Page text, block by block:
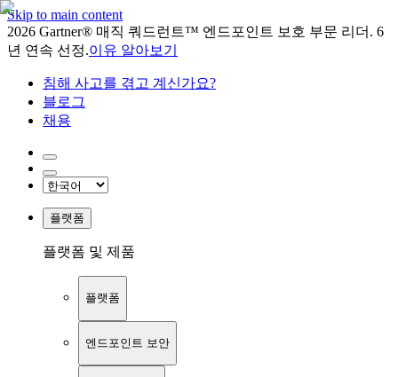
Skip to main content
2026 Gartner® 매직 쿼드런트™ 엔드포인트 보호 부문 리더. 6
년 연속 선정.이유 알아보기
침해 사고를 겪고 계신가요?
블로그
채용
플랫폼
플랫폼 및 제품
플랫폼
엔드포인트 보안